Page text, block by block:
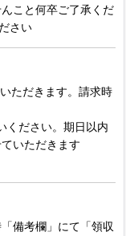
こと何卒ご了承くだ
さい
ただきます。請求時
ください。期日以内
いただきます
備考欄」にて「領収